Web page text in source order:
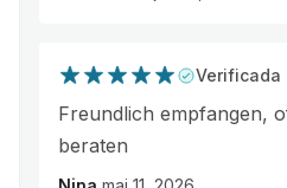
Verificada
Freundlich empfangen,
beraten